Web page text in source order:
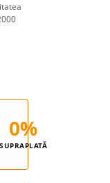
0%
SUPRAPLATĂ